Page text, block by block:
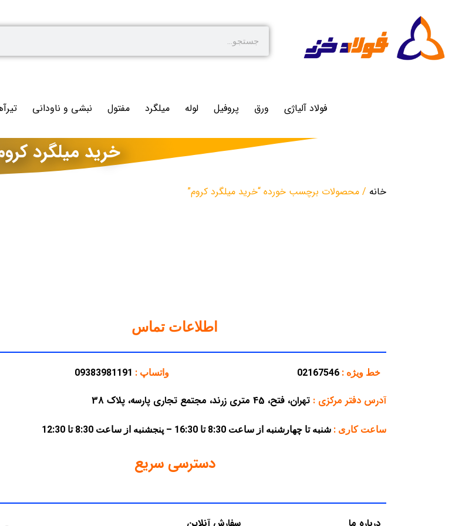
فولاد آلیاژی ورق پروفیل لوله میلگرد مفتول نبشی و ناودانی
خرید میلگرد
خانه / محصولات برچسب خورده “خرید میلگرد کروم”
اطلاعات تماس
خط ویژه : 02167546 واتساپ : 09383981191
آدرس دفتر مرکزی : تهران، فتح، 45 متری زرند، مجتمع تجاری پارسه، پلاک 38
ساعت کاری : شنبه تا چهارشنبه از ساعت 8:30 تا 16:30 – پنجشنبه از ساعت 8:30 تا 12:30
دسترسی سریع